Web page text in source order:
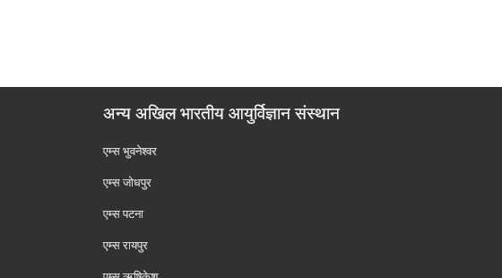
अन्य अखिल भारतीय आयुर्विज्ञान संस्थान
एम्‍स भुवनेश्वर
एम्‍स जोधपुर
एम्‍स पटना
एम्‍स रायपुर